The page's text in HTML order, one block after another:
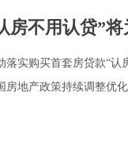
房不用认贷”
落实购买首套房贷款“
房地产政策持续调整优